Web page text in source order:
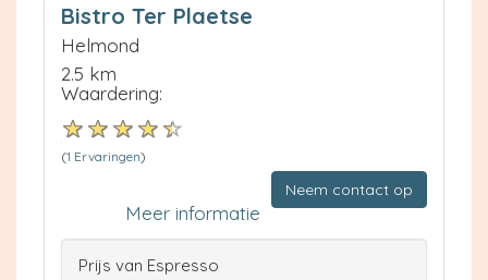
Bistro Ter Plaetse
Helmond
2.5 km
Waardering:
(1 Ervaringen)
Neem contact op
Meer informatie
Prijs van Espresso